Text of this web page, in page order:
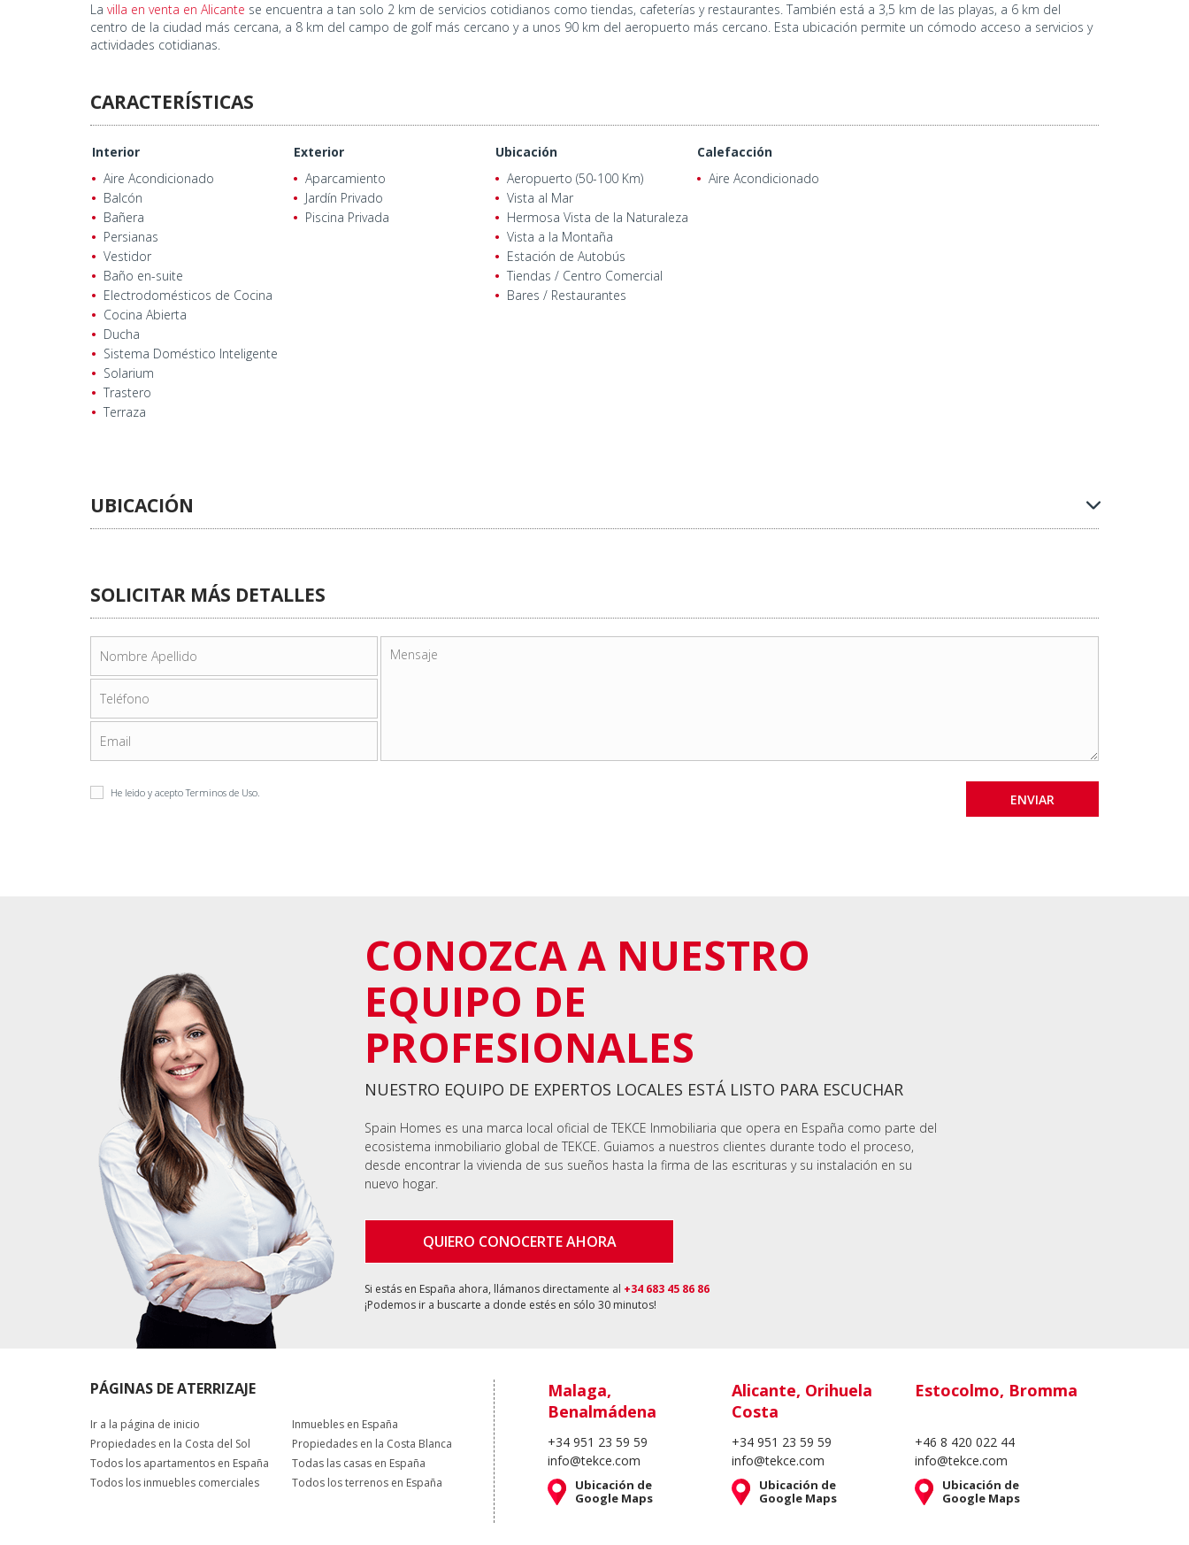
La villa en venta en Alicante se encuentra a tan solo 2 km de servicios cotidianos como tiendas, cafeterías y restaurantes. También está a 3,5 km de las playas, a 6 km del
centro de la ciudad más cercana, a 8 km del campo de golf más cercano y a unos 90 km del aeropuerto más cercano. Esta ubicación permite un cómodo acceso a servicios y
actividades cotidianas.
CARACTERÍSTICAS
Interior
Aire Acondicionado
Balcón
Bañera
Persianas
Vestidor
Baño en-suite
Electrodomésticos de Cocina
Cocina Abierta
Ducha
Sistema Doméstico Inteligente
Solarium
Trastero
Terraza
Exterior
Aparcamiento
Jardín Privado
Piscina Privada
Ubicación
Aeropuerto (50-100 Km)
Vista al Mar
Hermosa Vista de la Naturaleza
Vista a la Montaña
Estación de Autobús
Tiendas / Centro Comercial
Bares / Restaurantes
Calefacción
Aire Acondicionado
UBICACIÓN
SOLICITAR MÁS DETALLES
He leido y aceptoTerminos de Uso.
CONOZCA A NUESTRO
EQUIPO DE
PROFESIONALES
NUESTRO EQUIPO DE EXPERTOS LOCALES ESTÁ LISTO PARA ESCUCHAR
Spain Homes es una marca local oficial de TEKCE Inmobiliaria que opera en España como parte del
ecosistema inmobiliario global de TEKCE. Guiamos a nuestros clientes durante todo el proceso,
desde encontrar la vivienda de sus sueños hasta la firma de las escrituras y su instalación en su
nuevo hogar.
QUIERO CONOCERTE AHORA
Si estás en España ahora, llámanos directamente al +34 683 45 86 86
¡Podemos ir a buscarte a donde estés en sólo 30 minutos!
PÁGINAS DE ATERRIZAJE
Ir a la página de inicio
Inmuebles en España
Propiedades en la Costa del Sol
Propiedades en la Costa Blanca
Todos los apartamentos en España
Todas las casas en España
Todos los inmuebles comerciales
Todos los terrenos en España
Malaga,
Benalmádena
+34 951 23 59 59
info@tekce.com
Ubicación de
Google Maps
Alicante, Orihuela
Costa
+34 951 23 59 59
info@tekce.com
Ubicación de
Google Maps
Estocolmo, Bromma
+46 8 420 022 44
info@tekce.com
Ubicación de
Google Maps